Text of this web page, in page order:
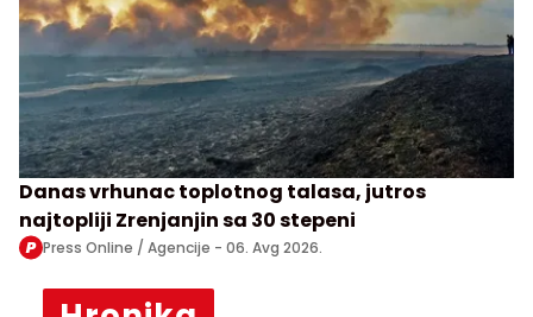
Danas vrhunac toplotnog talasa, jutros
najtopliji Zrenjanjin sa 30 stepeni
Press Online / Agencije - 06. Avg 2026.